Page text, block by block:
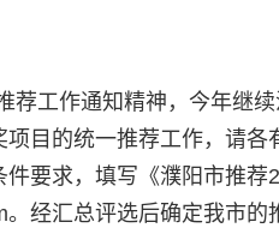
工作通知精神，今年继续
目的统一推荐工作，请各
要求，填写《濮阳市推荐
经汇总评选后确定我市的